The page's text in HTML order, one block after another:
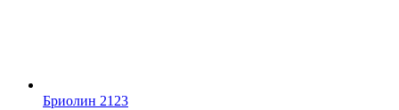
Бриолин 2123